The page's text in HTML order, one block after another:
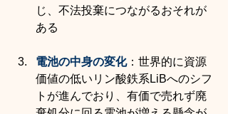
じ、不法投棄につながるおそれが
ある
電池の中身の変化：世界的に資源
価値の低いリン酸鉄系LiBへのシフ
トが進んでおり、有価で売れず廃